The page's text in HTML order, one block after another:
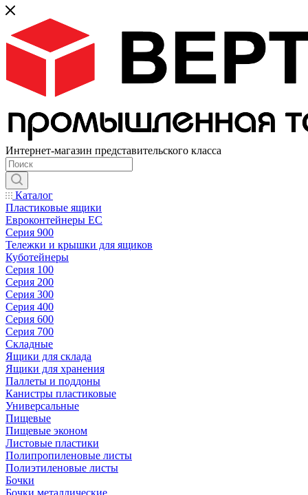
Интернет-магазин представительского класса
Каталог
Пластиковые ящики
Евроконтейнеры ЕС
Серия 900
Тележки и крышки для ящиков
Куботейнеры
Серия 100
Серия 200
Серия 300
Серия 400
Серия 600
Серия 700
Складные
Ящики для склада
Ящики для хранения
Паллеты и поддоны
Канистры пластиковые
Универсальные
Пищевые
Пищевые эконом
Листовые пластики
Полипропиленовые листы
Полиэтиленовые листы
Бочки
Бочки металлические